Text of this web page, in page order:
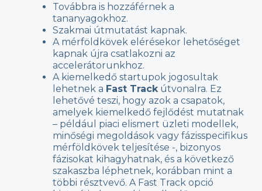
Továbbra is hozzáférnek a
tananyagokhoz.
Szakmai útmutatást kapnak.
A mérföldkövek elérésekor lehetőséget
kapnak újra csatlakozni az
accelerátorunkhoz.
A kiemelkedő startupok jogosultak
lehetnek a Fast Track útvonalra. Ez
lehetővé teszi, hogy azok a csapatok,
amelyek kiemelkedő fejlődést mutatnak
– például piaci elismert üzleti modellek,
minőségi megoldások vagy fázisspecifikus
mérföldkövek teljesítése -, bizonyos
fázisokat kihagyhatnak, és a következő
szakaszba léphetnek, korábban mint a
többi résztvevő. A Fast Track opció